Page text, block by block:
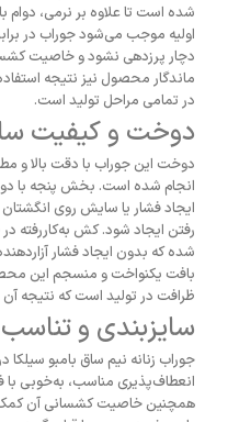
شده است تا علاوه بر نرمی، دوام
اولیه موجب می‌شود جوراب در
دچار پرزدهی نشود و خاصیت
ماندگار محصول نیز نتیجه
در تمامی مراحل تولید است.
دوخت و کیفیت
دوخت این جوراب با دقت بالا و
انجام شده است. بخش پنجه با
ایجاد فشار یا سایش روی انگشتان
رفتن ایجاد شود. کش به‌کاررفته
شده که بدون ایجاد فشار
بافت یکنواخت و منسجم این
ظرافت در تولید است که نتیجه آن
سایزبندی و تناسب
جوراب زنانه نیم ساق بامبو سیلکا
انعطاف‌پذیری مناسب، به‌خوبی
همچنین خاصیت کشسانی آن کمک